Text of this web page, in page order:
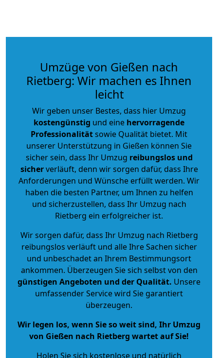
Umzüge von Gießen nach
Rietberg: Wir machen es Ihnen
leicht
Wir geben unser Bestes, dass hier Umzug
kostengünstig und eine hervorragende
Professionalitätsowie Qualität bietet. Mit
unserer Unterstützung in Gießen können Sie
sicher sein, dass Ihr Umzug reibungslos und
sicherverläuft, denn wir sorgen dafür, dass Ihre
Anforderungen und Wünsche erfüllt werden. Wir
haben die besten Partner, um Ihnen zu helfen
und sicherzustellen, dass Ihr Umzug nach
Rietberg ein erfolgreicher ist.
Wir sorgen dafür, dass Ihr Umzug nach Rietberg
reibungslos verläuft und alle Ihre Sachen sicher
und unbeschadet an Ihrem Bestimmungsort
ankommen. Überzeugen Sie sich selbst von den
günstigen Angeboten und der Qualität. Unsere
umfassender Service wird Sie garantiert
überzeugen.
Wir legen los, wenn Sie so weit sind, Ihr Umzug
von Gießen nach Rietberg wartet auf Sie!
Holen Sie sich kostenlose und natürlich